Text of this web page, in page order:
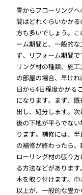
畳からフローリング
間はどれくらいかか
方も多いでしょう。
ーム期間と、一般的
ず、リフォーム期間
リング材の種類、施
の部屋の場合、早け
日から4日程度かかる
になります。まず、
出し、処分します。
後の下地が平らでな
ります。補修には、
の補修が終わったら
ローリング材の張り
る方法などがありま
木を取り付けます。巾
以上が、一般的な畳か